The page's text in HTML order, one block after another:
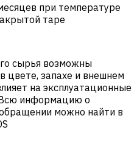
при температуре
таре
сырья возможны
цвете, запахе и внешнем
на эксплуатационные
информацию о
можно найти в